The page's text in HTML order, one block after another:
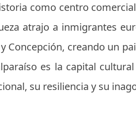
como centro
atrajo a inmigrantes
Concepción, creando un
es la capital
su resiliencia y su